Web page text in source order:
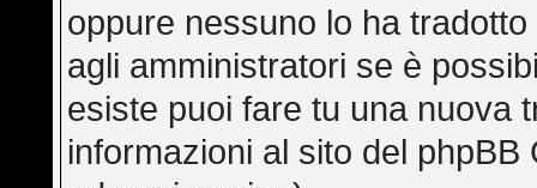
oppure nessuno lo ha
agli amministratori se è
esiste puoi fare tu una nuova
informazioni al sito del